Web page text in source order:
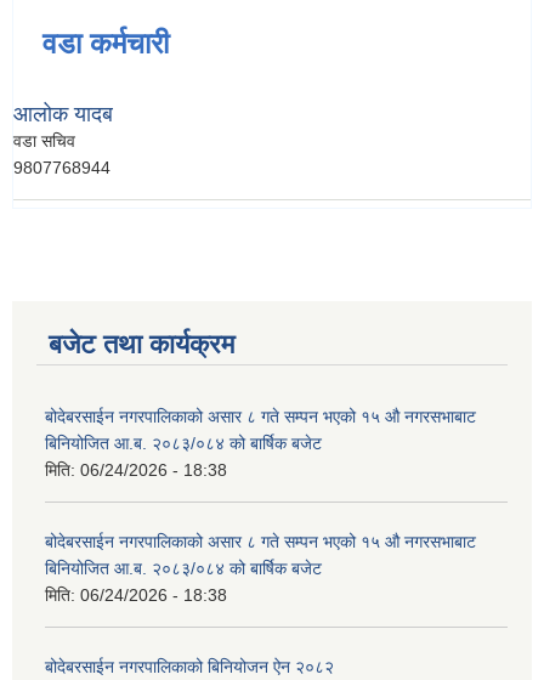
वडा कर्मचारी
आलोक यादब
वडा सचिव
9807768944
बजेट तथा कार्यक्रम
बोदेबरसाईन नगरपालिकाको असार ८ गते सम्पन भएको १५ ‍‍‍औ नगरसभाबाट
बिनियोजित आ.ब. २०८३/०८४ को बार्षिक बजेट
मिति: 06/24/2026 - 18:38
बोदेबरसाईन नगरपालिकाको असार ८ गते सम्पन भएको १५ ‍‍‍औ नगरसभाबाट
बिनियोजित आ.ब. २०८३/०८४ को बार्षिक बजेट
मिति: 06/24/2026 - 18:38
बोदेबरसाईन नगरपालिकाको बिनियोजन ऐन २०८२